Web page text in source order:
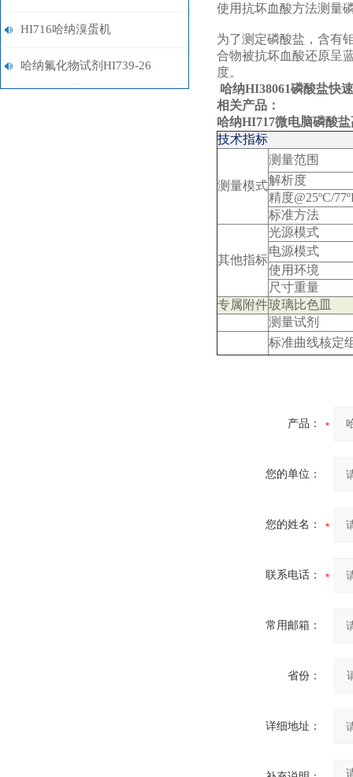
HI716哈纳溴蛋机
哈纳氟化物试剂HI739-26
使用抗坏血酸方法测量
为了测定磷酸盐，含有
合物被抗坏血酸还原呈
度。
哈纳HI38061磷酸盐快
相关产品：
哈纳HI717微电脑磷酸
技术指标
测量模式
测量范围
解析度
精度@25ºC/
标准方法
其他指标
光源模式
电源模式
使用环境
尺寸重量
专属附件玻璃比色皿
测量试剂
标准曲线核定
产品：
您的单位：
您的姓名：
联系电话：
常用邮箱：
省份：
详细地址：